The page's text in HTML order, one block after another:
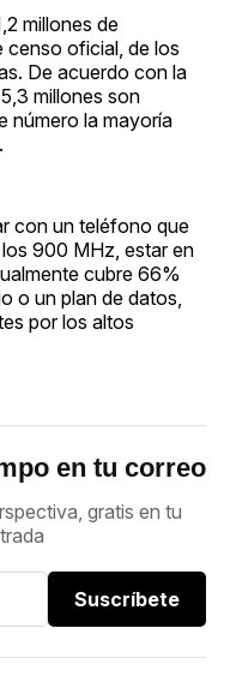
millones de
censo oficial, de los
De acuerdo con la
millones son
número la mayoría
con un teléfono que
900 MHz, estar en
cubre 66%
o un plan de datos,
por los altos
en tu correo
gratis en tu
Suscríbete